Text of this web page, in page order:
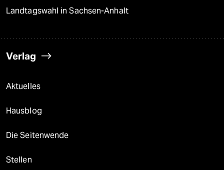
Landtagswahl in Sachsen-Anhalt
Verlag
Aktuelles
Hausblog
Die Seitenwende
Stellen